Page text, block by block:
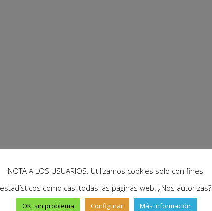
NOTA A LOS USUARIOS: Utilizamos cookies solo con fines
estadísticos como casi todas las páginas web. ¿Nos autorizas?
OK, sin problema Configurar Más información